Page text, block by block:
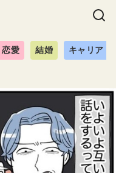
恋愛 結婚 キャリア